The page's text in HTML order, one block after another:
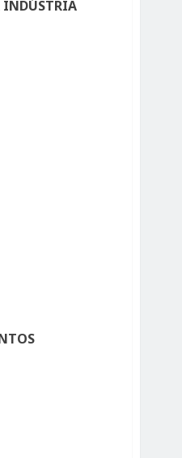
INDÚSTRIA